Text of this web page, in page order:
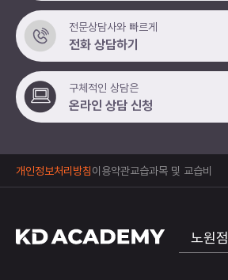
전문상담사와 빠르게
전화 상담하기
구체적인 상담은
온라인 상담 신청
개인정보처리방침이용약관교습과목 및 교습비
노원점